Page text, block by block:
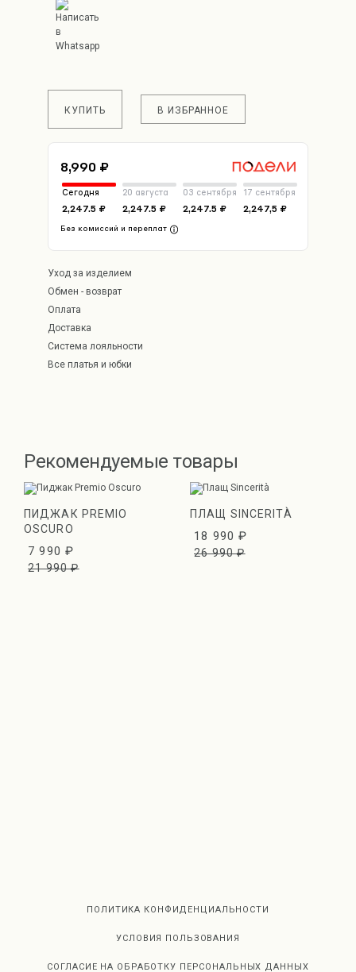
КУПИТЬ В ИЗБРАННОЕ
8,990 ₽
Сегодня
2,247.5 ₽
20 августа
2,247.5 ₽
03 сентября
2,247.5 ₽
17 сентября
2,247,5 ₽
Без комиссий и переплат
Уход за изделием
Обмен - возврат
Оплата
Доставка
Система лояльности
Все платья и юбки
Рекомендуемые товары
ПИДЖАК PREMIO
OSCURO
7 990 ₽
21 990 ₽
ПЛАЩ SINCERITÀ
18 990 ₽
26 990 ₽
ПОЛИТИКА КОНФИДЕНЦИАЛЬНОСТИ
УСЛОВИЯ ПОЛЬЗОВАНИЯ
СОГЛАСИЕ НА ОБРАБОТКУ ПЕРСОНАЛЬНЫХ ДАННЫХ